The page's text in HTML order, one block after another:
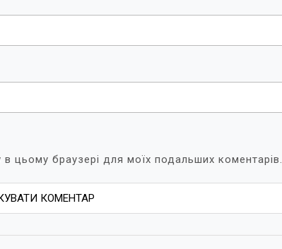
цьому браузері для моїх подальших коментарів.